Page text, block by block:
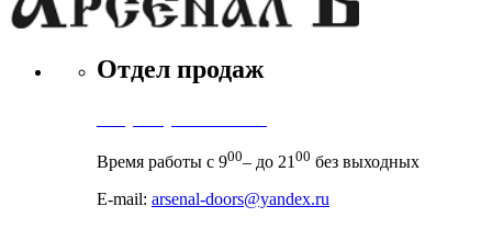
Отдел продаж
Время работы с 900– до 21 00 без выходных
E-mail: arsenal-doors@yandex.ru